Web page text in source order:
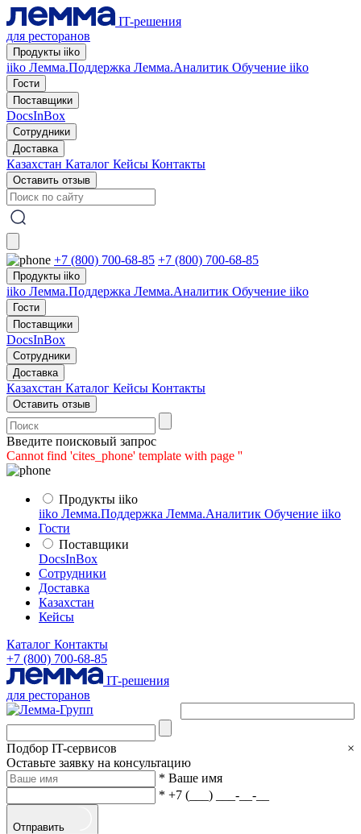
IT-решения
для ресторанов
Продукты iiko
iiko Лемма.Поддержка Лемма.Аналитик Обучение iiko
Гости
Поставщики
DocsInBox
Сотрудники
Доставка
Казахстан Каталог Кейсы Контакты
Оставить отзыв
+7 (800) 700-68-85 +7 (800) 700-68-85
Продукты iiko
iiko Лемма.Поддержка Лемма.Аналитик Обучение iiko
Гости
Поставщики
DocsInBox
Сотрудники
Доставка
Казахстан Каталог Кейсы Контакты
Оставить отзыв
Введите поисковый запрос
Cannot find 'cites_phone' template with page ''
Продукты iiko
iiko Лемма.Поддержка Лемма.Аналитик Обучение iiko
Гости
Поставщики
DocsInBox
Сотрудники
Доставка
Казахстан
Кейсы
Каталог Контакты
+7 (800) 700-68-85
IT-решения
для ресторанов
Подбор IT-сервисов
×
Оставьте заявку на консультацию
* Ваше имя
* +7 (___) ___-__-__
Отправить